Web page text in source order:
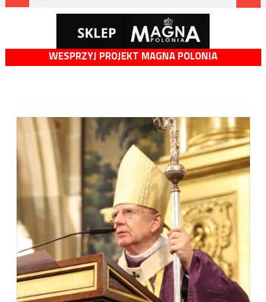
WESPRZYJ PROJEKT MAGNA POLONIA